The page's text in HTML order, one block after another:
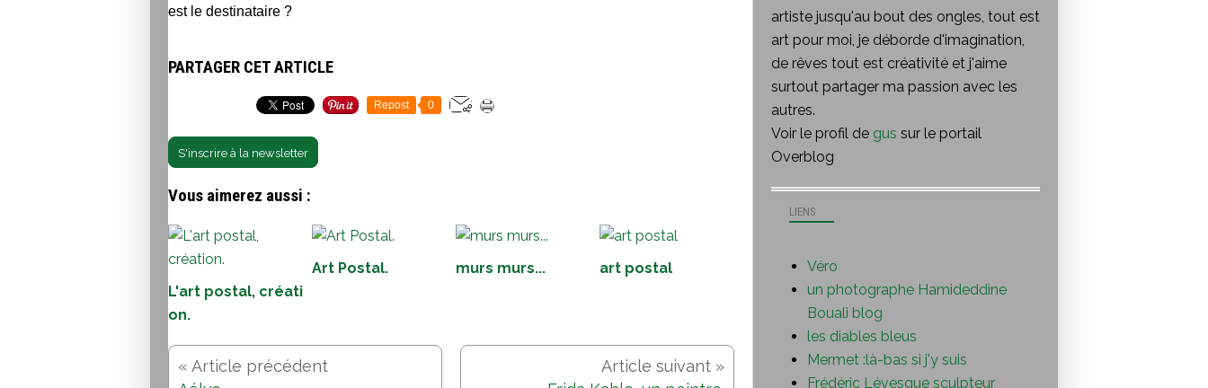
est le destinataire ?
PARTAGER CET ARTICLE
Repost 0
S'inscrire à la newsletter
Vous aimerez aussi :
L'art postal, créati
on.
Art Postal. murs murs... art postal
artiste jusqu'au bout des ongles, tout est
art pour moi, je déborde d'imagination,
de rêves tout est créativité et j'aime
surtout partager ma passion avec les
autres.
Voir le profil de gus sur le portail
Overblog
LIENS
Véro
un photographe Hamideddine
Bouali blog
les diables bleus
Mermet :là-bas si j'y suis
Frédéric Lévesque sculpteur